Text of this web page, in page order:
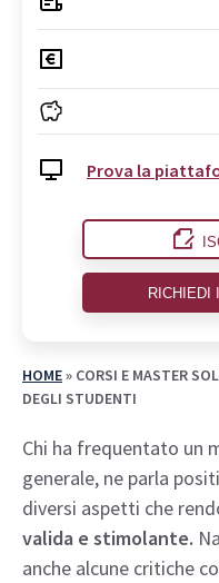
HOME» CORSI E MASTER
DEGLI STUDENTI
Chi ha frequentato un
generale, ne parla
diversi aspetti che
valida e stimolante.
anche alcune critiche
Prova la
RICHIEDI